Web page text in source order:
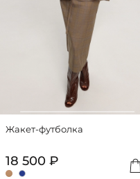
Жакет-футболка
18 500 ₽